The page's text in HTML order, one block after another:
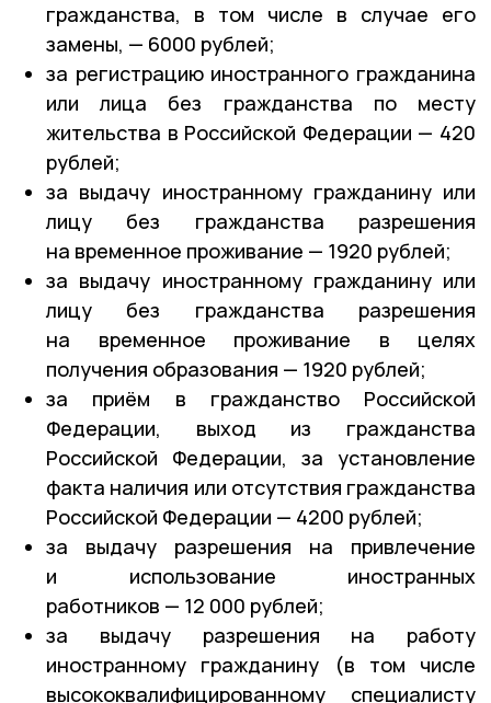
гражданства, в том числе в случае его
замены, — 6000 рублей;
за регистрацию иностранного гражданина
или лица без гражданства по месту
жительства в Российской Федерации — 420
рублей;
за выдачу иностранному гражданину или
лицу без гражданства разрешения
на временное проживание — 1920 рублей;
за выдачу иностранному гражданину или
лицу без гражданства разрешения
на временное проживание в целях
получения образования — 1920 рублей;
за приём в гражданство Российской
Федерации, выход из гражданства
Российской Федерации, за установление
факта наличия или отсутствия гражданства
Российской Федерации — 4200 рублей;
за выдачу разрешения на привлечение
и использование иностранных
работников — 12 000 рублей;
за выдачу разрешения на работу
иностранному гражданину (в том числе
высококвалифицированному специалисту